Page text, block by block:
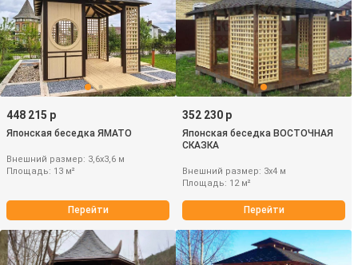
448 215 р
Японская беседка ЯМАТО
Внешний размер: 3,6х3,6 м
Площадь: 13 м²
Перейти
352 230 р
Японская беседка ВОСТОЧНАЯ
СКАЗКА
Внешний размер: 3х4 м
Площадь: 12 м²
Перейти